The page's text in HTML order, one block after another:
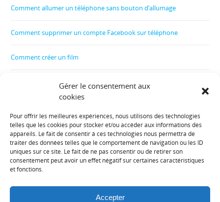
Gérer le consentement aux
cookies
Pour offrir les meilleures expériences, nous utilisons des technologies
telles que les cookies pour stocker et/ou accéder aux informations des
appareils. Le fait de consentir à ces technologies nous permettra de
traiter des données telles que le comportement de navigation ou les ID
uniques sur ce site. Le fait de ne pas consentir ou de retirer son
consentement peut avoir un effet négatif sur certaines caractéristiques
et fonctions.
Accepter
Comment allumer un téléphone sans bouton d’allumage
Comment supprimer un compte Facebook sur téléphone
Comment créer un film
Comment contrôler le téléphone de son enfant
Informations diverses :
Plan de site